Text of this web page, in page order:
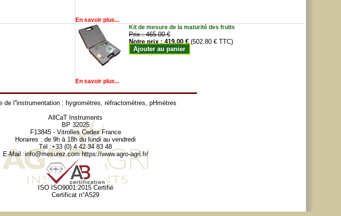
En savoir plus...
Kit de mesure de la maturité des fruits
Prix :465.00 €
Notre prix :419.00 € (502.80 € TTC)
Ajouter au panier
En savoir plus...
de l''instrumentation : hygromètres, réfractomètres, pHmètres
AllCaT Instruments
BP 32025
F13845 - Vitrolles Cedex France
Horaires : de 9h à 18h du lundi au vendredi
Tél :+33 (0) 4 42 34 83 48
E-Mail :info@mesurez.com https://www.agro-agri.fr/
ISO ISO9001:2015 Certifié
Certificat n°A529